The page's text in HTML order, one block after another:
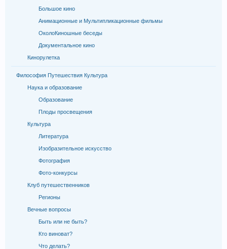
Большое кино
Анимационные и Мультипликационные фильмы
ОколоКиношные беседы
Документальное кино
Кинорулетка
Философия Путешествия Культура
Наука и образование
Образование
Плоды просвещения
Культура
Литература
Изобразительное искусство
Фотография
Фото-конкурсы
Клуб путешественников
Регионы
Вечные вопросы
Быть или не быть?
Кто виноват?
Что делать?